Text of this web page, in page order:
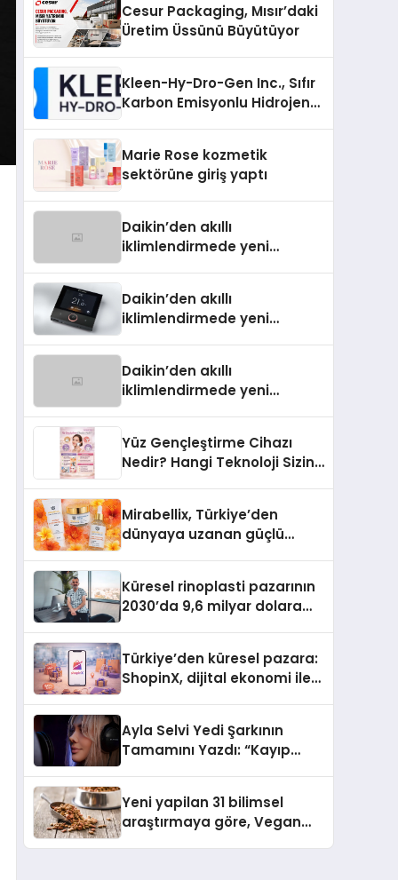
Cesur Packaging, Mısır’daki
Üretim Üssünü Büyütüyor
Kleen-Hy-Dro-Gen Inc., Sıfır
Karbon Emisyonlu Hidrojen
Aldı
Marie Rose kozmetik
sektörüne giriş yaptı
Daikin’den akıllı
iklimlendirmede yeni
Daikin’den akıllı
iklimlendirmede yeni
Daikin’den akıllı
iklimlendirmede yeni
Yüz Gençleştirme Cihazı
Nedir? Hangi Teknoloji Sizin
Mirabellix, Türkiye’den
dünyaya uzanan güçlü
Küresel rinoplasti pazarının
2030’da 9,6 milyar dolara
Türkiye’den küresel pazara:
ShopinX, dijital ekonomi ile
Ayla Selvi Yedi Şarkının
Tamamını Yazdı: “Kayıp
Yeni yapilan 31 bilimsel
araştırmaya göre, Vegan